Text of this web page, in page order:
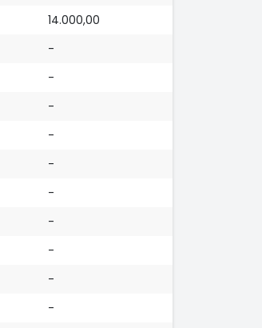
14.000,00
-
-
-
-
-
-
-
-
-
-